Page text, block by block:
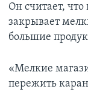
Он считает,
закрывает
большие
«Мелкие
пережить